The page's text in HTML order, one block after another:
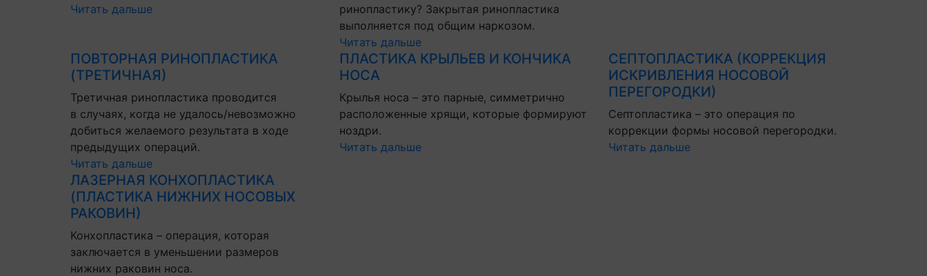
Читать дальше
ринопластику? Закрытая ринопластика
выполняется под общим наркозом.
Читать дальше
ПОВТОРНАЯ РИНОПЛАСТИКА
(ТРЕТИЧНАЯ)
Третичная ринопластика проводится
в случаях, когда не удалось/невозможно
добиться желаемого результата в ходе
предыдущих операций.
Читать дальше
ПЛАСТИКА КРЫЛЬЕВ И КОНЧИКА
НОСА
Крылья носа – это парные, симметрично
расположенные хрящи, которые формируют
ноздри.
Читать дальше
СЕПТОПЛАСТИКА (КОРРЕКЦИЯ
ИСКРИВЛЕНИЯ НОСОВОЙ
ПЕРЕГОРОДКИ)
Септопластика – это операция по
коррекции формы носовой перегородки.
Читать дальше
ЛАЗЕРНАЯ КОНХОПЛАСТИКА
(ПЛАСТИКА НИЖНИХ НОСОВЫХ
РАКОВИН)
Конхопластика – операция, которая
заключается в уменьшении размеров
нижних раковин носа.